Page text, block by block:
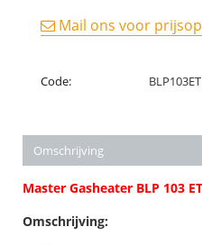
Mail ons voor
Code: BLP103ET
Omschrijving
Master Gasheater BLP 103 ET
Omschrijving: